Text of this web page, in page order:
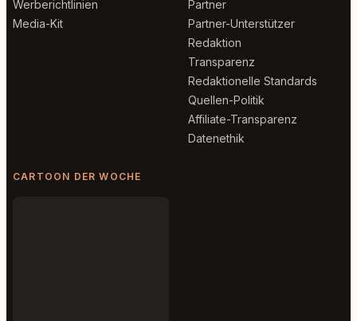
Werberichtlinien
Media-Kit
Partner
Partner-Unterstützer
Redaktion
Transparenz
Redaktionelle Standards
Quellen-Politik
Affiliate-Transparenz
Datenethik
CARTOON DER WOCHE